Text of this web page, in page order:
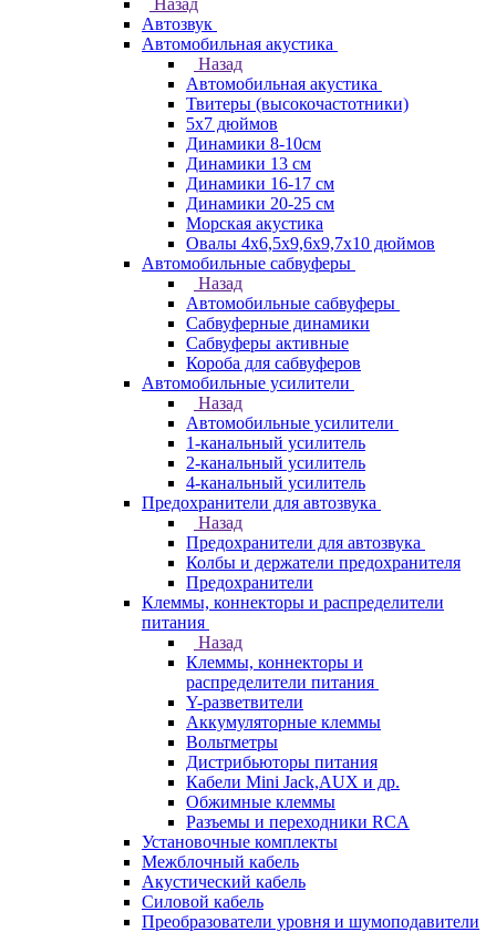
Назад
Автозвук
Автомобильная акустика
Назад
Автомобильная акустика
Твитеры (высокочастотники)
5x7 дюймов
Динамики 8-10см
Динамики 13 см
Динамики 16-17 см
Динамики 20-25 см
Морская акустика
Овалы 4х6,5х9,6x9,7х10 дюймов
Автомобильные сабвуферы
Назад
Автомобильные сабвуферы
Сабвуферные динамики
Сабвуферы активные
Короба для сабвуферов
Автомобильные усилители
Назад
Автомобильные усилители
1-канальный усилитель
2-канальный усилитель
4-канальный усилитель
Предохранители для автозвука
Назад
Предохранители для автозвука
Колбы и держатели предохранителя
Предохранители
Клеммы, коннекторы и распределители
питания
Назад
Клеммы, коннекторы и
распределители питания
Y-разветвители
Аккумуляторные клеммы
Вольтметры
Дистрибьюторы питания
Кабели Mini Jack,AUX и др.
Обжимные клеммы
Разъемы и переходники RCA
Установочные комплекты
Межблочный кабель
Акустический кабель
Силовой кабель
Преобразователи уровня и шумоподавители